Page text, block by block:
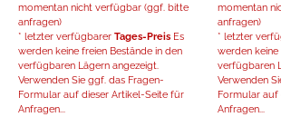
momentan nicht verfügbar (ggf. bitte
anfragen)
* letzter verfügbarer Tages-Preis Es
werden keine freien Bestände in den
verfügbaren Lägern angezeigt.
Verwenden Sie ggf. das Fragen-
Formular auf dieser Artikel-Seite für
Anfragen...
momentan
anfragen)
* letzter
werden keine
verfügbaren
Verwenden
Formular auf
Anfragen...